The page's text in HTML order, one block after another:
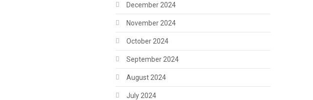
December 2024
November 2024
October 2024
September 2024
August 2024
July 2024